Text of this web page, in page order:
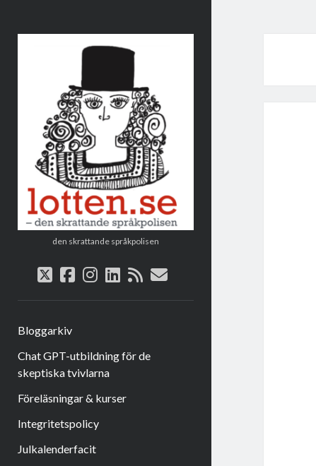
den skrattande språkpolisen
twitter
facebook
instagram
linkedin
rsse-
Bloggarkiv
Chat GPT-utbildning för de
skeptiska tvivlarna
Föreläsningar & kurser
Integritetspolicy
Julkalenderfacit